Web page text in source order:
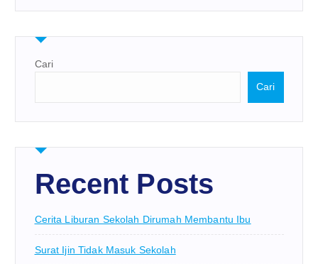
Cari
Cari
Recent Posts
Cerita Liburan Sekolah Dirumah Membantu Ibu
Surat Ijin Tidak Masuk Sekolah